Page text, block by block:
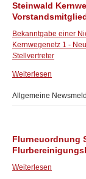
Steinwald
Bekanntgabe einer
Kernwegenetz 1 -
Stellvertreter
Weiterlesen
Allgemeine
Flurneuordnung
Weiterlesen